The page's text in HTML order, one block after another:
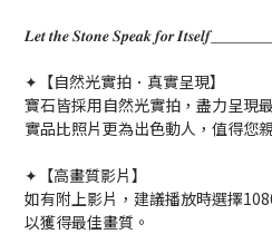
𝑳𝒆𝒕 𝒕𝒉𝒆 𝑺𝒕𝒐𝒏𝒆 𝑺𝒑𝒆𝒂𝒌 𝒇𝒐𝒓 𝑰𝒕𝒔𝒆𝒍𝒇＿＿＿
✦【自然光實拍．真實呈現】
寶石皆採用自然光實拍，盡力呈現
實品比照片更為出色動人，值得您
✦【高畫質影片】
如有附上影片，建議播放時選擇
以獲得最佳畫質。